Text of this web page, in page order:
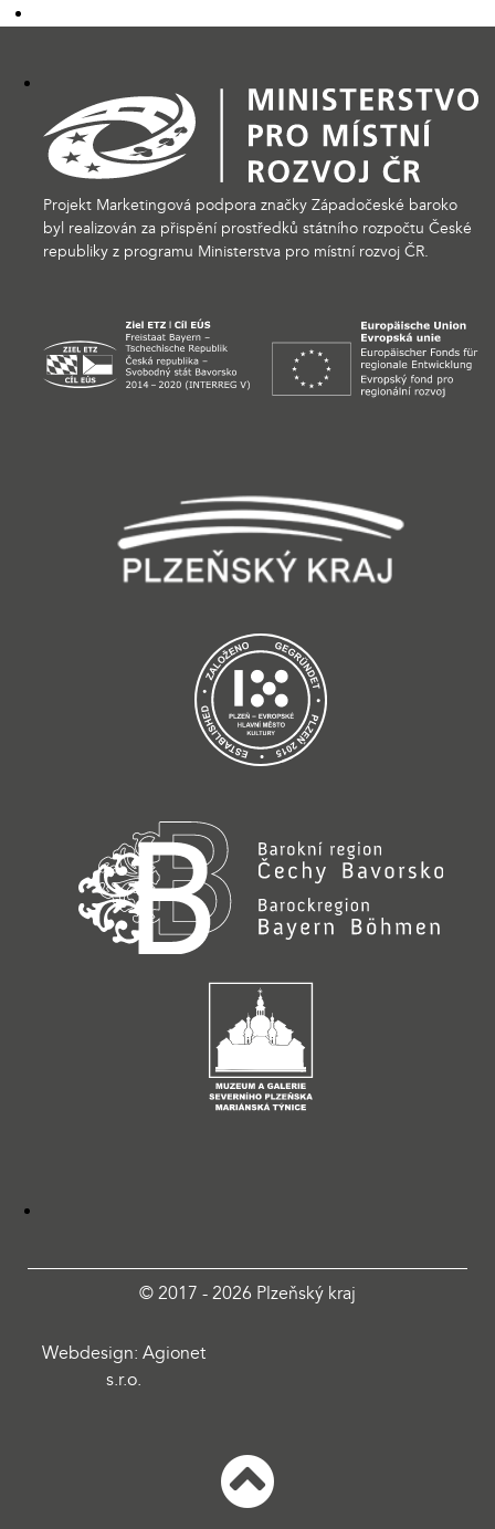
Projekt Marketingová podpora značky Západočeské baroko
byl realizován za přispění prostředků státního rozpočtu České
republiky z programu Ministerstva pro místní rozvoj ČR.
© 2017 - 2026 Plzeňský kraj
Webdesign: Agionet
s.r.o.